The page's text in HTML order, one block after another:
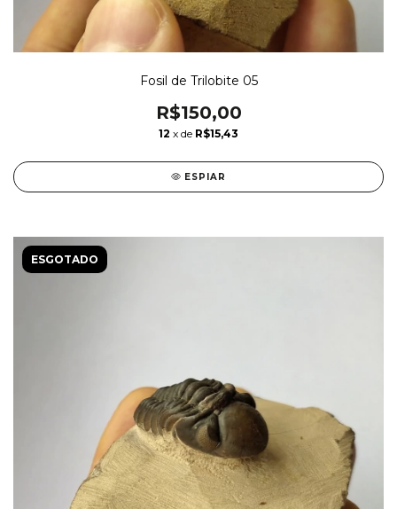
Fosil de Trilobite 05
R$150,00
12 x de R$15,43
ESPIAR
ESGOTADO